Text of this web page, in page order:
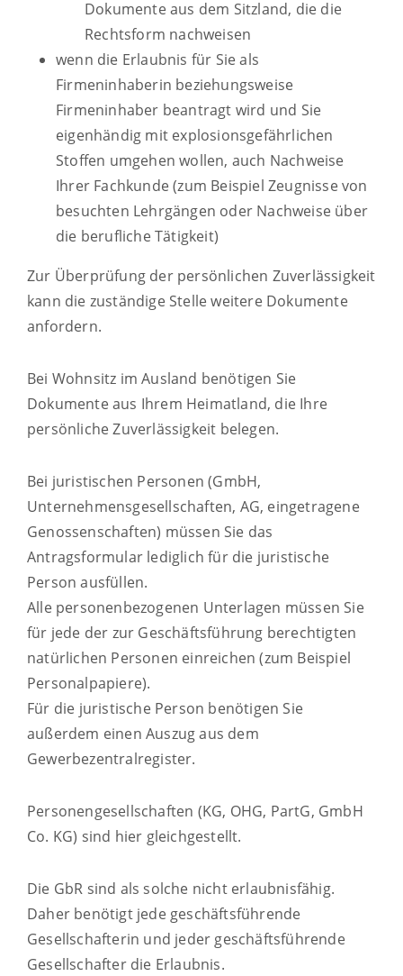
Dokumente aus dem Sitzland, die die
Rechtsform nachweisen
wenn die Erlaubnis für Sie als
Firmeninhaberin beziehungsweise
Firmeninhaber beantragt wird und Sie
eigenhändig mit explosionsgefährlichen
Stoffen umgehen wollen, auch Nachweise
Ihrer Fachkunde (zum Beispiel Zeugnisse von
besuchten Lehrgängen oder Nachweise über
die berufliche Tätigkeit)
Zur Überprüfung der persönlichen Zuverlässigkeit
kann die zuständige Stelle weitere Dokumente
anfordern.
Bei Wohnsitz im Ausland benötigen Sie
Dokumente aus Ihrem Heimatland, die Ihre
persönliche Zuverlässigkeit belegen.
Bei juristischen Personen (GmbH,
Unternehmensgesellschaften, AG, eingetragene
Genossenschaften) müssen Sie das
Antragsformular lediglich für die juristische
Person ausfüllen.
Alle personenbezogenen Unterlagen müssen Sie
für jede der zur Geschäftsführung berechtigten
natürlichen Personen einreichen (zum Beispiel
Personalpapiere).
Für die juristische Person benötigen Sie
außerdem einen Auszug aus dem
Gewerbezentralregister.
Personengesellschaften (KG, OHG, PartG, GmbH
Co. KG) sind hier gleichgestellt.
Die GbR sind als solche nicht erlaubnisfähig.
Daher benötigt jede geschäftsführende
Gesellschafterin und jeder geschäftsführende
Gesellschafter die Erlaubnis.